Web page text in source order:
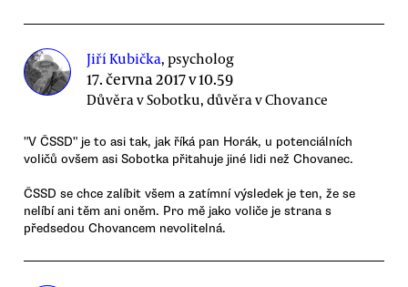
Jiří Kubička, psycholog
17. června 2017 v 10.59
Důvěra v Sobotku, důvěra v Chovance
"V ČSSD" je to asi tak, jak říká pan Horák, u potenciálních
voličů ovšem asi Sobotka přitahuje jiné lidi než Chovanec.
ČSSD se chce zalíbit všem a zatímní výsledek je ten, že se
nelíbí ani těm ani oněm. Pro mě jako voliče je strana s
předsedou Chovancem nevolitelná.